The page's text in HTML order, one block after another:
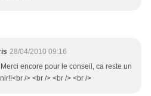
28/04/2010 09:16
encore pour le conseil, ca reste un
/> <br /> <br /> <br />